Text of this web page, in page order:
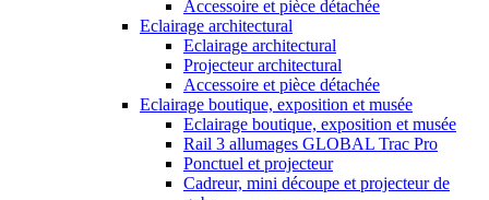
Accessoire et pièce détachée
Eclairage architectural
Eclairage architectural
Projecteur architectural
Accessoire et pièce détachée
Eclairage boutique, exposition et musée
Eclairage boutique, exposition et musée
Rail 3 allumages GLOBAL Trac Pro
Ponctuel et projecteur
Cadreur, mini découpe et projecteur de